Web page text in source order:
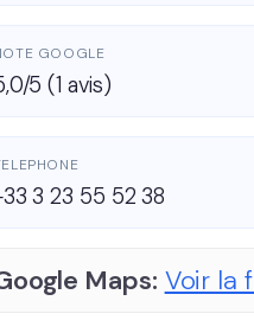
GOOGLE
5 (1 avis)
3 23 55 52 38
Maps: Voir la